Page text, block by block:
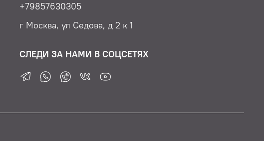
+79857630305
г Москва, ул Седова, д 2 к 1
СЛЕДИ ЗА НАМИ В СОЦСЕТЯХ